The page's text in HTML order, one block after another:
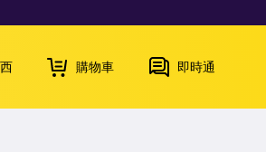
購物車 即時通